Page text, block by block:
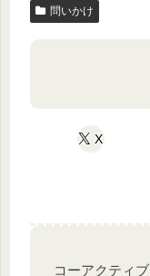
問いかけ
X
コーアクティ